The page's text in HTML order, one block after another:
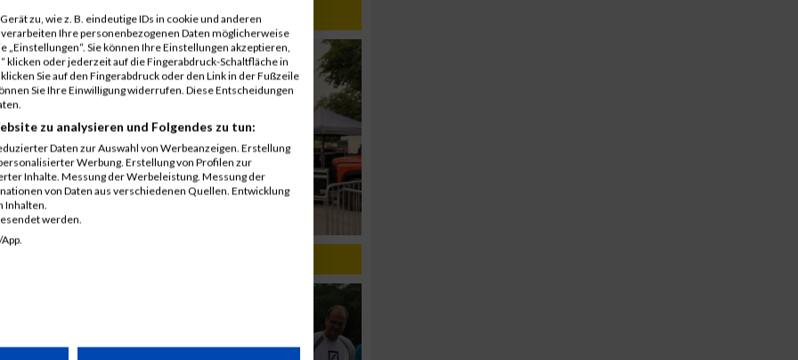
zu, wie z. B. eindeutige IDs in cookie und anderen
Ihre personenbezogenen Daten möglicherweise
Sie können Ihre Einstellungen akzeptieren,
klicken oder jederzeit auf die Fingerabdruck-Schaltfläche in
Sie auf den Fingerabdruck oder den Link in der Fußzeile
Sie Ihre Einwilligung widerrufen. Diese Entscheidungen
zu analysieren und Folgendes zu tun:
Daten zur Auswahl von Werbeanzeigen. Erstellung
Werbung. Erstellung von Profilen zur
Inhalte. Messung der Werbeleistung. Messung der
von Daten aus verschiedenen Quellen. Entwicklung
Inhalten.
werden.